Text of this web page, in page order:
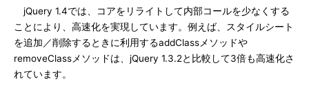
jQuery 1.4では、コアをリライトして内部コールを少なくする
ことにより、高速化を実現しています。例えば、スタイルシート
を追加／削除するときに利用するaddClassメソッドや
removeClassメソッドは、jQuery 1.3.2と比較して3倍も高速化さ
れています。